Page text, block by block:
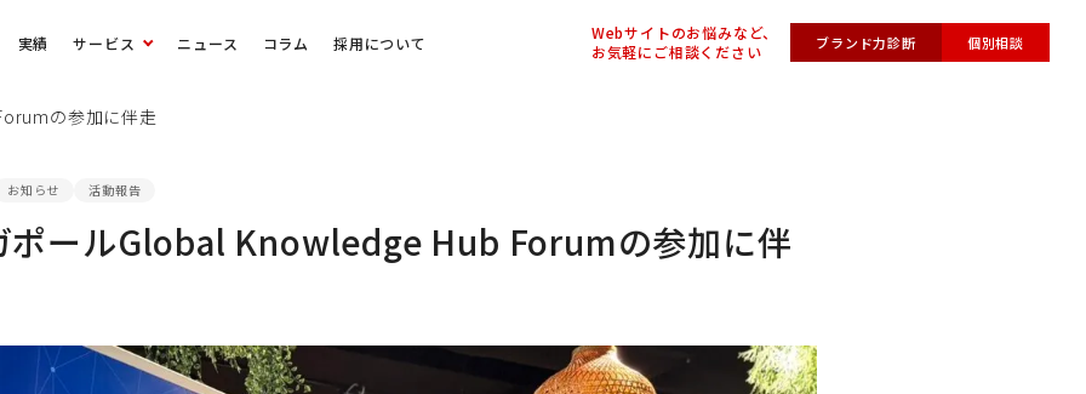
実績 サービス ニュース コラム 採用について
Webサイトのお悩みなど、
お気軽にご相談ください
ブランド力診断 個別相談
の参加に伴走
お知らせ 活動報告
ポールGlobal Knowledge Hub Forumの参加に伴